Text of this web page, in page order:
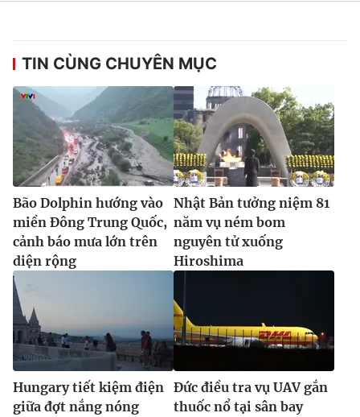
TIN CÙNG CHUYÊN MỤC
Bão Dolphin hướng vào
miền Đông Trung Quốc,
cảnh báo mưa lớn trên
diện rộng
Nhật Bản tưởng niệm 81
năm vụ ném bom
nguyên tử xuống
Hiroshima
Hungary tiết kiệm điện
giữa đợt nắng nóng
Đức điều tra vụ UAV gắn
thuốc nổ tại sân bay